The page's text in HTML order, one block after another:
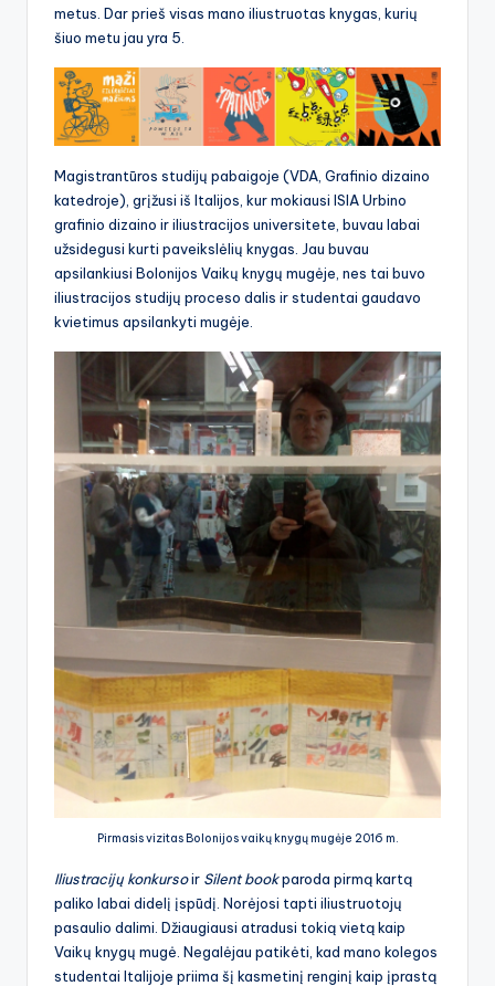
metus. Dar prieš visas mano iliustruotas knygas, kurių
šiuo metu jau yra 5.
Magistrantūros studijų pabaigoje (VDA, Grafinio dizaino
katedroje), grįžusi iš Italijos, kur mokiausi ISIA Urbino
grafinio dizaino ir iliustracijos universitete, buvau labai
užsidegusi kurti paveikslėlių knygas. Jau buvau
apsilankiusi Bolonijos Vaikų knygų mugėje, nes tai buvo
iliustracijos studijų proceso dalis ir studentai gaudavo
kvietimus apsilankyti mugėje.
Pirmasis vizitas Bolonijos vaikų knygų mugėje 2016 m.
Iliustracijų konkursoir Silent bookparoda pirmą kartą
paliko labai didelį įspūdį. Norėjosi tapti iliustruotojų
pasaulio dalimi. Džiaugiausi atradusi tokią vietą kaip
Vaikų knygų mugė. Negalėjau patikėti, kad mano kolegos
studentai Italijoje priima šį kasmetinį renginį kaip įprastą